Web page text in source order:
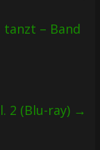
tanzt – Band
2 (Blu-ray) →